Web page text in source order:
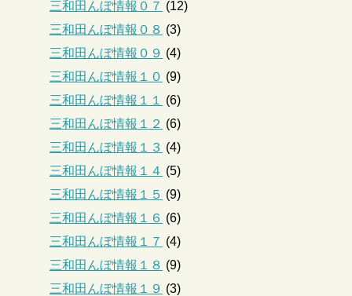
三和田んぼ情報０７ (12)
三和田んぼ情報０８ (3)
三和田んぼ情報０９ (4)
三和田んぼ情報１０ (9)
三和田んぼ情報１１
(6)
三和田んぼ情報１２ (6)
三和田んぼ情報１３ (4)
三和田んぼ情報１４ (5)
三和田んぼ情報１５ (9)
三和田んぼ情報１６ (6)
三和田んぼ情報１７ (4)
三和田んぼ情報１８ (9)
三和田んぼ情報１９ (3)